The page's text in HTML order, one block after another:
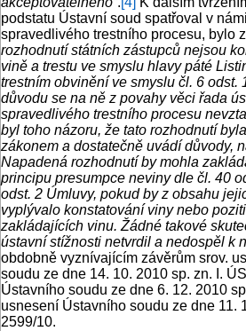
podstatu Ústavní soud spatřoval v
spravedlivého trestního procesu, bylo
rozhodnutí státních zástupců nejsou
vině a trestu ve smyslu hlavy páté
trestním obvinění ve smyslu čl. 6 odst.
důvodu se na ně z povahy věci řada
spravedlivého trestního procesu
byl toho názoru, že tato rozhodnutí
zákonem a dostatečně uvádí důvody,
Napadená rozhodnutí by mohla
principu presumpce neviny dle čl. 40
odst. 2 Úmluvy, pokud by z obsahu
vyplývalo konstatování viny nebo
zakládajících vinu. Žádné takové
ústavní stížnosti netvrdil a nedospěl k
obdobně vyznívajícím závěrům srov.
soudu ze dne 14. 10. 2010 sp. zn. I.
Ústavního soudu ze dne 6. 12. 2010
usnesení Ústavního soudu ze dne 11.
2599/10.